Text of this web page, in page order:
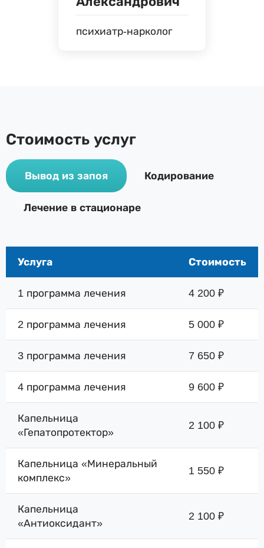
психиатр-нарколог
Стоимость услуг
Вывод из запоя Кодирование
Лечение в стационаре
Услуга Стоимость
1 программа лечения 4 200 ₽
2 программа лечения 5 000 ₽
3 программа лечения 7 650 ₽
4 программа лечения 9 600 ₽
Капельница
«Гепатопротектор»
2 100 ₽
Капельница «Минеральный
комплекс»
1 550 ₽
Капельница
«Антиоксидант»
2 100 ₽